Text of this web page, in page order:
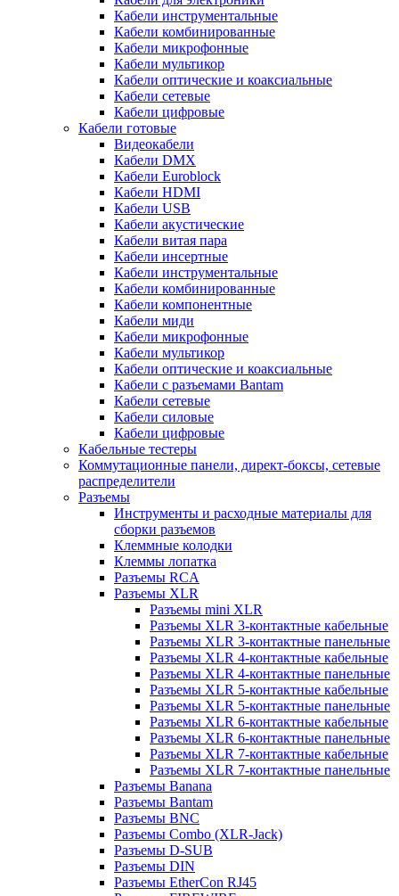
Кабели инструментальные
Кабели комбинированные
Кабели микрофонные
Кабели мультикор
Кабели оптические и коаксиальные
Кабели сетевые
Кабели цифровые
Кабели готовые
Видеокабели
Кабели DMX
Кабели Euroblock
Кабели HDMI
Кабели USB
Кабели акустические
Кабели витая пара
Кабели инсертные
Кабели инструментальные
Кабели комбинированные
Кабели компонентные
Кабели миди
Кабели микрофонные
Кабели мультикор
Кабели оптические и коаксиальные
Кабели с разъемами Bantam
Кабели сетевые
Кабели силовые
Кабели цифровые
Кабельные тестеры
Коммутационные панели, директ-боксы, сетевые
распределители
Разъемы
Инструменты и расходные материалы для
сборки разъемов
Клеммные колодки
Клеммы лопатка
Разъемы RCA
Разъемы XLR
Разъемы mini XLR
Разъемы XLR 3-контактные кабельные
Разъемы XLR 3-контактные панельные
Разъемы XLR 4-контактные кабельные
Разъемы XLR 4-контактные панельные
Разъемы XLR 5-контактные кабельные
Разъемы XLR 5-контактные панельные
Разъемы XLR 6-контактные кабельные
Разъемы XLR 6-контактные панельные
Разъемы XLR 7-контактные кабельные
Разъемы XLR 7-контактные панельные
Разъемы Banana
Разъемы Bantam
Разъемы BNC
Разъемы Combo (XLR-Jack)
Разъемы D-SUB
Разъемы DIN
Разъемы EtherCon RJ45